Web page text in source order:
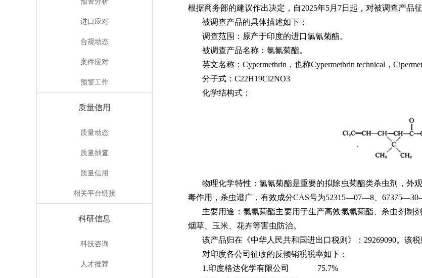
进口应对
合规动态
案件应对
预警工作
质量信用
质量动态
质量抽查
质量信用
相关平台链接
科研信息
科技咨询
人才推荐
根据商务部的建议作出决定，自2025年5月7日起，对被调查产品征
被调查产品的具体描述如下：
调查范围：原产于印度的进口氯氰菊酯。
被调查产品名称：氯氰菊酯。
英文名称：Cypermethrin，也称Cypermethrin technical，
分子式：C22H19Cl2NO3
化学结构式：
物理化学特性：氯氰菊酯是重要的拟除虫菊酯类杀虫剂，外
毒作用，杀虫谱广，有效成分CAS号为52315—07—8、
主要用途：氯氰菊酯主要用于生产高效氯氰菊酯、杀虫剂制
烟草、玉米、花卉等害虫防治。
该产品归在《中华人民共和国进出口税则》：29269090。该
对印度各公司征收的反倾销税税率如下：
1.印度格达化学有限公司 75.7%